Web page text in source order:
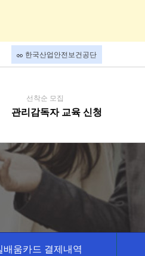
한국산업안전보건공단
선착순 모집
관리감독자 교육 신청
배움카드 결제내역